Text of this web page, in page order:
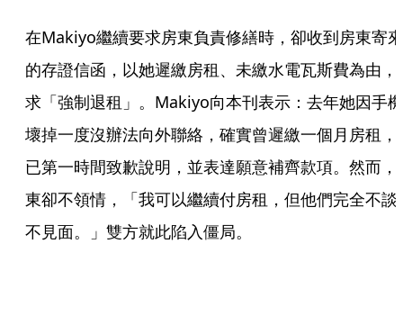
在Makiyo繼續要求房東負責修繕時，卻收到房東寄來
的存證信函，以她遲繳房租、未繳水電瓦斯費為由，
求「強制退租」。Makiyo向本刊表示：去年她因手機
壞掉一度沒辦法向外聯絡，確實曾遲繳一個月房租，
已第一時間致歉說明，並表達願意補齊款項。然而，
東卻不領情，「我可以繼續付房租，但他們完全不談
不見面。」雙方就此陷入僵局。